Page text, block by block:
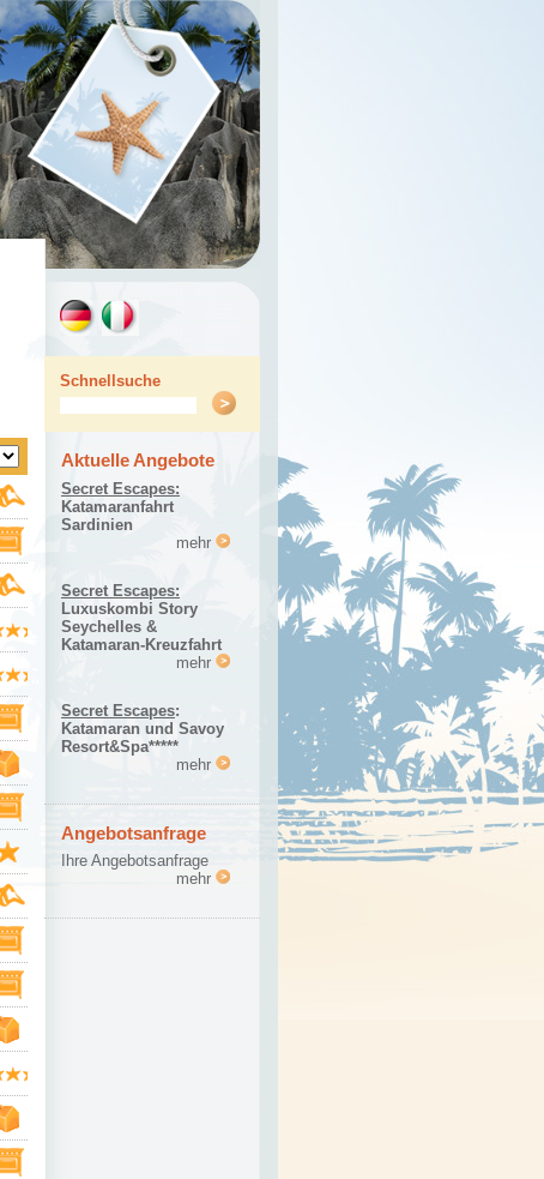
Schnellsuche
Aktuelle Angebote
Secret Escapes:
Katamaranfahrt
Sardinien
mehr
Secret Escapes:
Luxuskombi Story
Seychelles &
Katamaran-Kreuzfahrt
mehr
Secret Escapes:
Katamaran und Savoy
Resort&Spa*****
mehr
Angebotsanfrage
Ihre Angebotsanfrage
mehr